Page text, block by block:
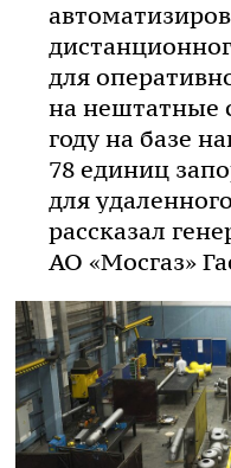
для
на нештатные
году на базе
78 единиц
для
рассказал
АО «Мосгаз»